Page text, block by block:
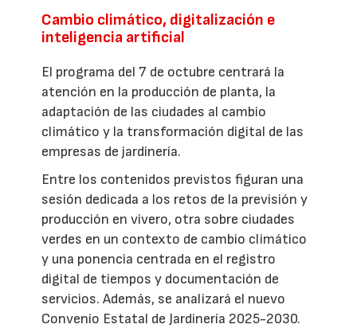
Cambio climático, digitalización e
inteligencia artificial
El programa del 7 de octubre centrará la
atención en la producción de planta, la
adaptación de las ciudades al cambio
climático y la transformación digital de las
empresas de jardinería.
Entre los contenidos previstos figuran una
sesión dedicada a los retos de la previsión y
producción en vivero, otra sobre ciudades
verdes en un contexto de cambio climático
y una ponencia centrada en el registro
digital de tiempos y documentación de
servicios. Además, se analizará el nuevo
Convenio Estatal de Jardinería 2025-2030.